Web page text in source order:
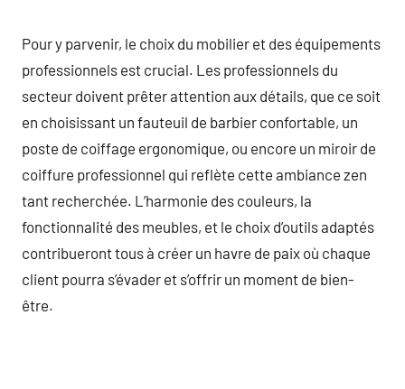
Pour y parvenir, le choix du mobilier et des équipements
professionnels est crucial. Les professionnels du
secteur doivent prêter attention aux détails, que ce soit
en choisissant un fauteuil de barbier confortable, un
poste de coiffage ergonomique, ou encore un miroir de
coiffure professionnel qui reflète cette ambiance zen
tant recherchée. L’harmonie des couleurs, la
fonctionnalité des meubles, et le choix d’outils adaptés
contribueront tous à créer un havre de paix où chaque
client pourra s’évader et s’offrir un moment de bien-
être.